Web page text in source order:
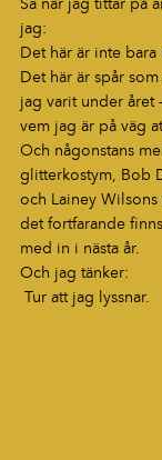
Så när jag tittar på
jag:
Det här är inte bara
Det här är spår
jag varit under året
vem jag är på väg
Och någonstans
glitterkostym, Bob
och Lainey
det fortfarande
med in i nästa år.
Och jag tänker:
Tur att jag lyssnar.